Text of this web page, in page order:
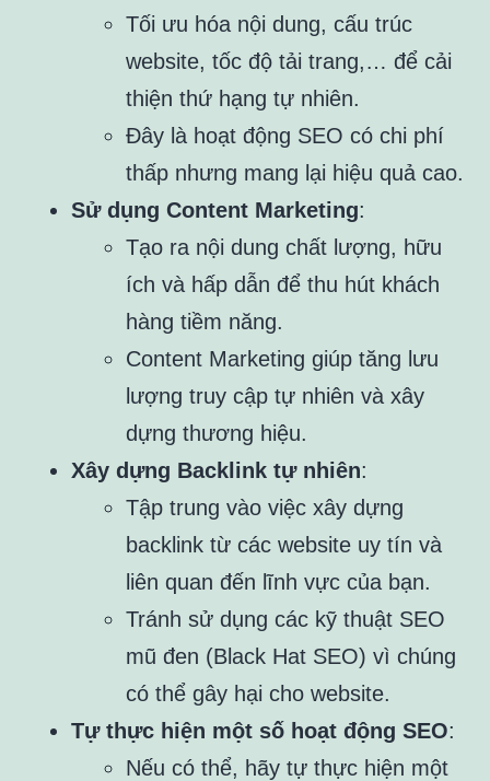
Tối ưu hóa nội dung, cấu trúc
website, tốc độ tải trang,… để cải
thiện thứ hạng tự nhiên.
Đây là hoạt động SEO có chi phí
thấp nhưng mang lại hiệu quả cao.
Sử dụng Content Marketing:
Tạo ra nội dung chất lượng, hữu
ích và hấp dẫn để thu hút khách
hàng tiềm năng.
Content Marketing giúp tăng lưu
lượng truy cập tự nhiên và xây
dựng thương hiệu.
Xây dựng Backlink tự nhiên:
Tập trung vào việc xây dựng
backlink từ các website uy tín và
liên quan đến lĩnh vực của bạn.
Tránh sử dụng các kỹ thuật SEO
mũ đen (Black Hat SEO) vì chúng
có thể gây hại cho website.
Tự thực hiện một số hoạt động SEO:
Nếu có thể, hãy tự thực hiện một